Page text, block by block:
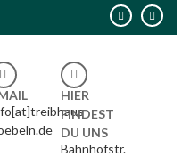
HIER
FINDEST
DU UNS
Bahnhofstr.